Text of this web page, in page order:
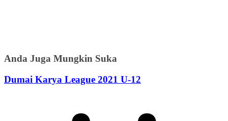
Anda Juga Mungkin Suka
Dumai Karya League 2021 U-12